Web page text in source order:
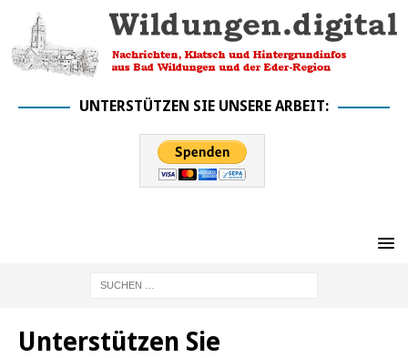
UNTERSTÜTZEN SIE UNSERE ARBEIT:
Unterstützen Sie